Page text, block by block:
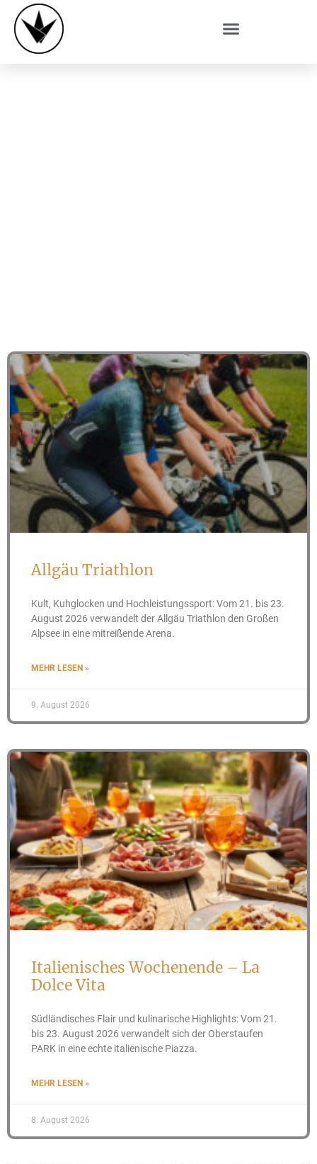
Allgäu Triathlon
Kult, Kuhglocken und Hochleistungssport: Vom 21. bis 23.
August 2026 verwandelt der Allgäu Triathlon den Großen
Alpsee in eine mitreißende Arena.
MEHR LESEN »
9. August 2026
Italienisches Wochenende – La
Dolce Vita
Südländisches Flair und kulinarische Highlights: Vom 21.
bis 23. August 2026 verwandelt sich der Oberstaufen
PARK in eine echte italienische Piazza.
MEHR LESEN »
8. August 2026